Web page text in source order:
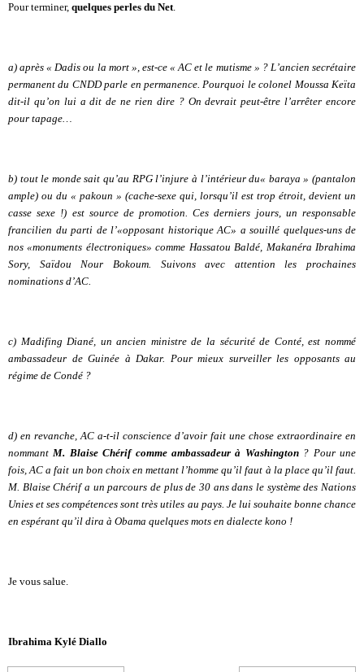
Pour terminer, quelques perles du Net.
a) après « Dadis ou la mort », est-ce « AC et le mutisme » ? L’ancien secrétaire
permanent du CNDD parle en permanence. Pourquoi le colonel Moussa Keïta
dit-il qu’on lui a dit de ne rien dire ? On devrait peut-être l’arrêter encore
pour tapage…
b) tout le monde sait qu’au RPG l’injure à l’intérieur du« baraya » (pantalon
ample) ou du « pakoun » (cache-sexe qui, lorsqu’il est trop étroit, devient un
casse sexe !) est source de promotion. Ces derniers jours, un responsable
francilien du parti de l’«opposant historique AC» a souillé quelques-uns de
nos «monuments électroniques» comme Hassatou Baldé, Makanéra Ibrahima
Sory, Saïdou Nour Bokoum. Suivons avec attention les prochaines
nominations d’AC.
c) Madifing Diané, un ancien ministre de la sécurité de Conté, est nommé
ambassadeur de Guinée à Dakar. Pour mieux surveiller les opposants au
régime de Condé ?
d) en revanche, AC a-t-il conscience d’avoir fait une chose extraordinaire en
nommantM. Blaise Chérif comme ambassadeur à Washington? Pour une
fois, AC a fait un bon choix en mettant l’homme qu’il faut à la place qu’il faut.
M. Blaise Chérif a un parcours de plus de 30 ans dans le système des Nations
Unies et ses compétences sont très utiles au pays. Je lui souhaite bonne chance
en espérant qu’il dira à Obama quelques mots en dialecte kono !
Je vous salue.
Ibrahima Kylé Diallo